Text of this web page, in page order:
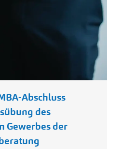
Abschluss
des
Gewerbes der